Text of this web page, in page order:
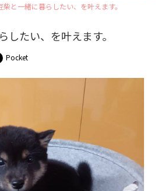
柴と一緒に暮らしたい、を叶えます。
したい、を叶えます。
Pocket